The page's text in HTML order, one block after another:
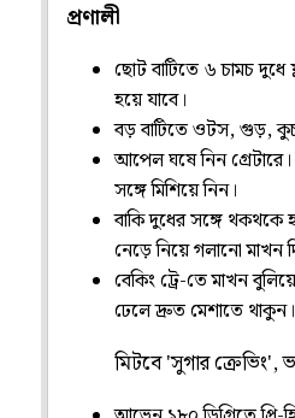
প্রণালী
ছোট বাটিতে ৬ চামচ দুধে
হয়ে যাবে।
বড় বাটিতে ওটস, গুড়,
আপেল ঘষে নিন
সঙ্গে মিশিয়ে নিন।
বাকি দুধের সঙ্গে থকথকে
নেড়ে নিয়ে গলানো মাখন
বেকিং ট্রে-তে মাখন
ঢেলে দ্রুত মেশাতে
মিটবে 'সুগার ক্রেভিং',